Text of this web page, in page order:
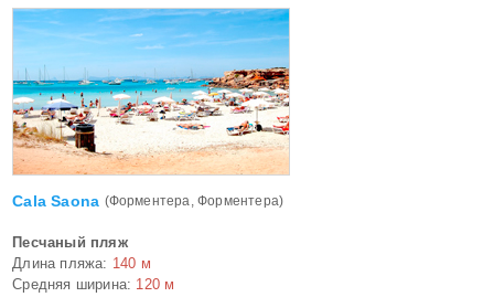
Cala Saona (Форментера, Форментера)
Песчаный пляж
Длина пляжа: 140 м
Средняя ширина: 120 м